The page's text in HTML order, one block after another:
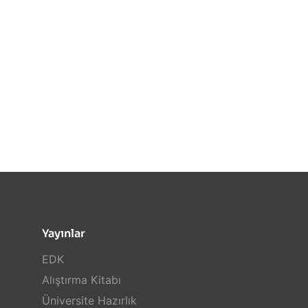
Yayınlar
EDK
Alıştırma Kitabı
Üniversite Hazırlık